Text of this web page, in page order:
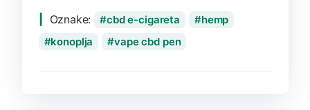
Oznake: cbd e-cigareta
hemp
konoplja
vape cbd pen